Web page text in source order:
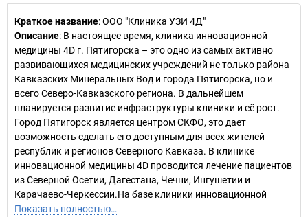
Краткое название:ООО "Клиника УЗИ 4Д"
Описание: В настоящее время, клиника инновационной
медицины 4D г. Пятигорска – это одно из самых активно
развивающихся медицинских учреждений не только района
Кавказских Минеральных Вод и города Пятигорска, но и
всего Северо-Кавказского региона. В дальнейшем
планируется развитие инфраструктуры клиники и её рост.
Город Пятигорск является центром СКФО, это дает
возможность сделать его доступным для всех жителей
республик и регионов Северного Кавказа. В клинике
инновационной медицины 4D проводится лечение пациентов
из Северной Осетии, Дагестана, Чечни, Ингушетии и
Карачаево-Черкессии.На базе клиники инновационной
Показать полностью…